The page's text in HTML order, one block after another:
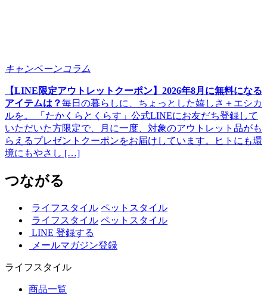
キャンペーンコラム
【LINE限定アウトレットクーポン】2026年8月に無料になる
アイテムは？毎日の暮らしに、ちょっとした嬉しさ＋エシカ
ルを。 「たかくらとくらす」公式LINEにお友だち登録して
いただいた方限定で、月に一度、対象のアウトレット品がも
らえるプレゼントクーポンをお届けしています。ヒトにも環
境にもやさし […]
つながる
ライフスタイル ペットスタイル
ライフスタイル ペットスタイル
LINE 登録する
メールマガジン登録
ライフスタイル
商品一覧